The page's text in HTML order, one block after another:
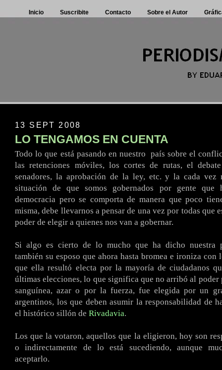
Inicio Suscribite Contacto Sobre el Autor
13 SEPT 2008
LO TENGAMOS EN CUENTA
Todo lo que está pasando en nuestro país sobre el
las retenciones móviles, los cortes de rutas, el
senadores, la aprobación de la ley, etc. y la cada vez
situación de que somos gobernados por gente que
democracia pero se comporta de manera que poco
misma, debe llevarnos a pensar de una vez por todas que
poder de elegir a quienes nos van a gobernar.
Si algo es cierto de lo mucho que ha dicho nuestra
también su esposo que ahora hasta bromea e ironiza con
que ella resultó electa por la mayoría de ciudadanos
últimas elecciones, lo que significa que no arribó al poder
sanguínea, azar o por la fuerza, fue elegida por un
argentinos, los que deben asumir la responsabilidad de
el histórico sillón de Rivadavia.
Los que la votaron, aquellos que la eligieron, hoy son
o indirectamente de lo está sucediendo, aunque
aceptarlo.